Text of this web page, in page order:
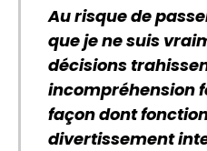
Au risque de
que je ne suis
décisions
incompréhension
façon dont
divertissement